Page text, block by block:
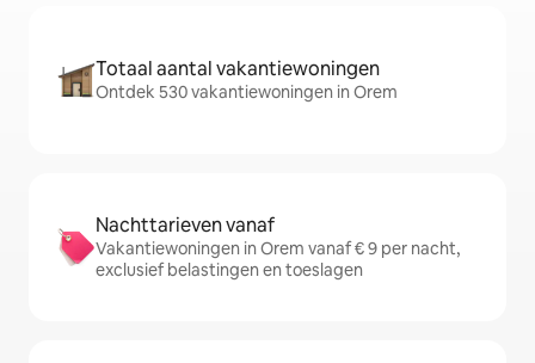
Totaal aantal vakantiewoningen
Ontdek 530 vakantiewoningen in Orem
Nachttarieven vanaf
Vakantiewoningen in Orem vanaf € 9 per nacht,
exclusief belastingen en toeslagen